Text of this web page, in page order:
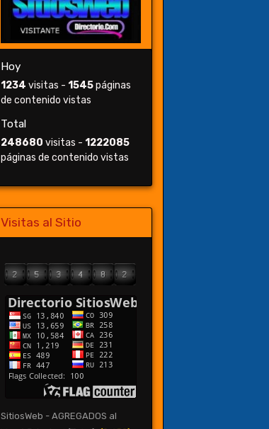
Hoy
1234 visitas -1545páginas
de contenido vistas
Total
248680 visitas -1222085
páginas de contenido vistas
Visitas al Sitio
SitiosWeb - AGREGADOS al